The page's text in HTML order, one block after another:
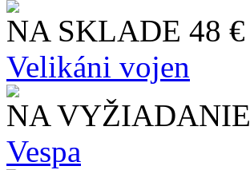
NA SKLADE 48 €
Velikáni vojen
NA VYŽIADANIE
Vespa